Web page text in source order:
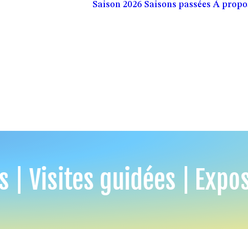
Saison 2026 Saisons passées À
| Visites guidées |